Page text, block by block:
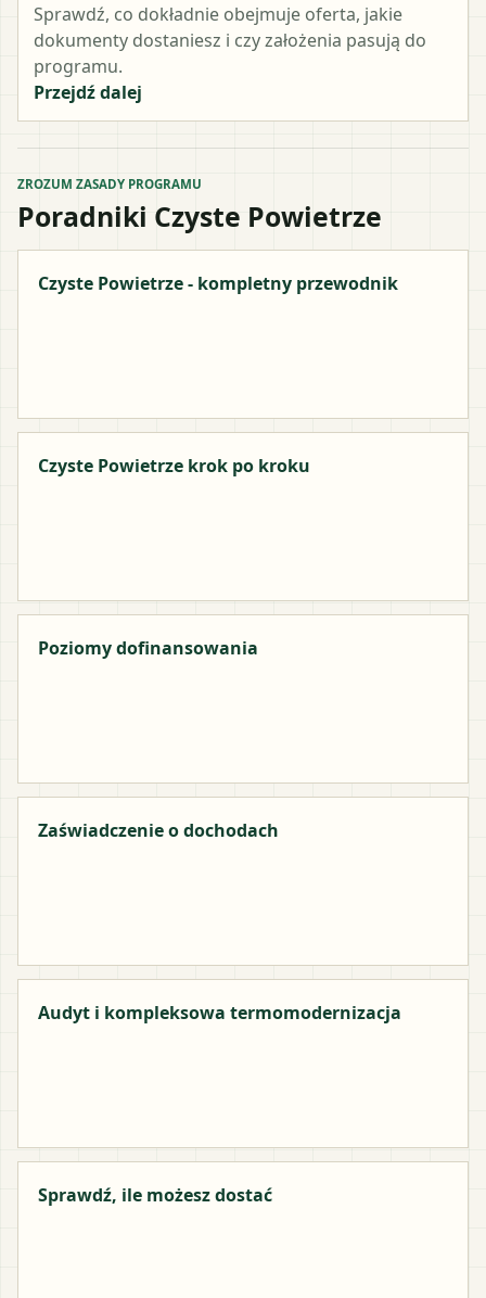
Sprawdź, co dokładnie obejmuje oferta, jakie
dokumenty dostaniesz i czy założenia pasują do
programu.
Przejdź dalej
ZROZUM ZASADY PROGRAMU
Poradniki Czyste Powietrze
Czyste Powietrze - kompletny przewodnik
Czyste Powietrze krok po kroku
Poziomy dofinansowania
Zaświadczenie o dochodach
Audyt i kompleksowa termomodernizacja
Sprawdź, ile możesz dostać